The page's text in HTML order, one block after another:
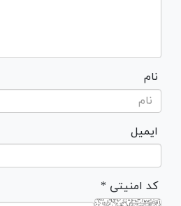
نام
ایمیل
* کد امنیتی